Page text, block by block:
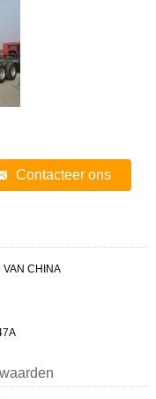
Contacteer ons
VAN CHINA